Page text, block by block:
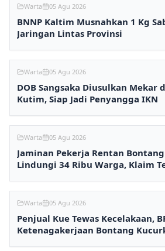
Warta 05 Agu 2026
BNNP Kaltim Musnahkan 1 Kg
Jaringan Lintas Provinsi
Warta 05 Agu 2026
DOB Sangsaka Diusulkan Mekar
Kutim, Siap Jadi Penyangga IKN
Warta 05 Agu 2026
Jaminan Pekerja Rentan Bontang
Lindungi 34 Ribu Warga, Klaim
Warta 05 Agu 2026
Penjual Kue Tewas Kecelakaan,
Ketenagakerjaan Bontang